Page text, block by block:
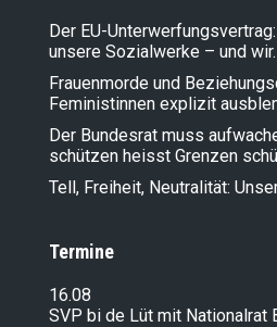
Der EU-
unsere Sozialwerke – und
Frauenmorde und
Feministinnen explizit
Der Bundesrat muss
schützen heisst Grenzen
Tell, Freiheit, Neutralität:
Termine
16.08
SVP bi de Lüt mit Nationalrat